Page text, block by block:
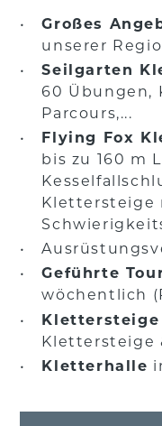
Großes
unserer
Seilgarten
60 Übungen,
Parcours,...
Flying Fox
bis zu 160 m
Klettersteige
Geführte
wöchentlich
Klettersteige
Kletterhalle